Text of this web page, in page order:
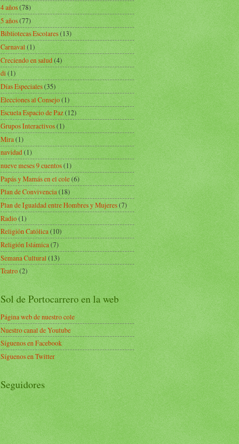
4 años(78)
5 años(77)
Bibliotecas Escolares(13)
Carnaval(1)
Creciendo en salud (4)
di(1)
Días Especiales(35)
Elecciones al Consejo(1)
Escuela Espacio de Paz(12)
Grupos Interactivos(1)
Mira(1)
navidad(1)
nueve meses 9 cuentos(1)
Papás y Mamás en el cole(6)
Plan de Convivencia(18)
Plan de Igualdad entre Hombres y Mujeres(7)
Radio(1)
Religión Católica(10)
Religión Islámica(7)
Semana Cultural(13)
Teatro(2)
Sol de Portocarrero en la web
Página web de nuestro cole
Nuestro canal de Youtube
Síguenos en Facebook
Síguenos en Twitter
Seguidores